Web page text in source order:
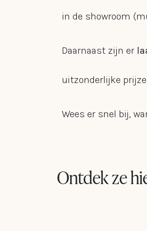
in de showroom
Daarnaast zijn er
uitzonderlijke
Wees er snel bij,
Ontdek ze